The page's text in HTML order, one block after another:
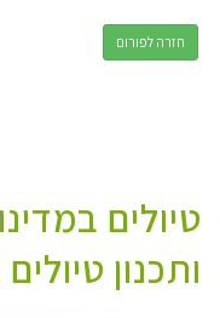
חזרה לפורום
טיולים
ותכנון